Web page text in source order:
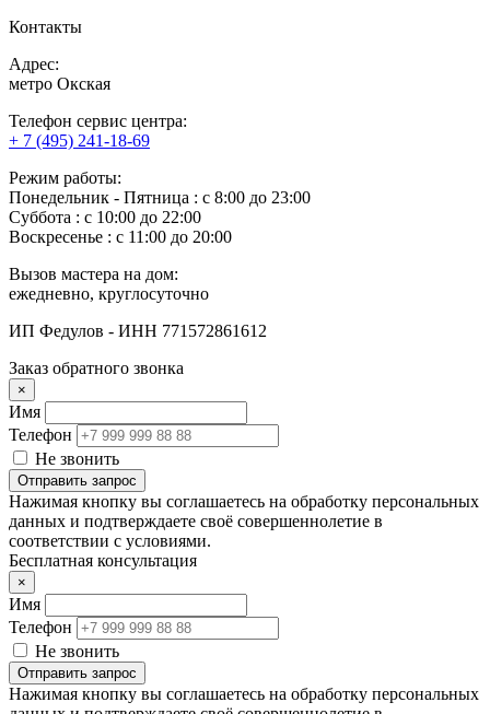
Контакты
Адрес:
метро Окская
Телефон сервис центра:
+ 7 (495) 241-18-69
Режим работы:
Понедельник ‐ Пятница : с 8:00 до 23:00
Суббота : с 10:00 до 22:00
Воскресенье : с 11:00 до 20:00
Вызов мастера на дом:
ежедневно, круглосуточно
ИП Федулов - ИНН 771572861612
Заказ обратного звонка
×
Имя
Телефон
Не звонить
Отправить запрос
Нажимая кнопку вы соглашаетесь на обработку персональных
данных и подтверждаете своё совершеннолетие в
соответствии с условиями.
Бесплатная консультация
×
Имя
Телефон
Не звонить
Отправить запрос
Нажимая кнопку вы соглашаетесь на обработку персональных